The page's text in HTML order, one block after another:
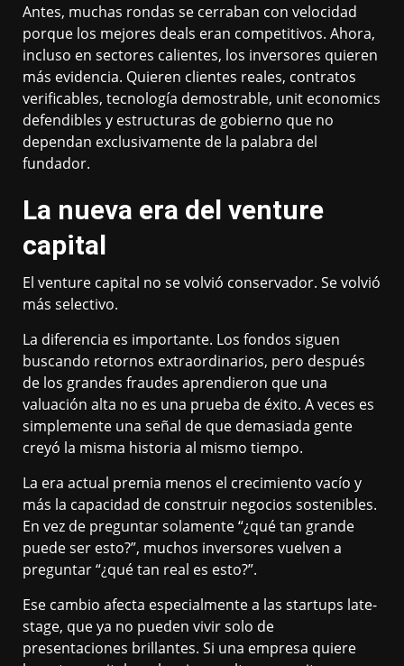
Antes, muchas rondas se cerraban con velocidad
porque los mejores deals eran competitivos. Ahora,
incluso en sectores calientes, los inversores quieren
más evidencia. Quieren clientes reales, contratos
verificables, tecnología demostrable, unit economics
defendibles y estructuras de gobierno que no
dependan exclusivamente de la palabra del
fundador.
La nueva era del venture
capital
El venture capital no se volvió conservador. Se volvió
más selectivo.
La diferencia es importante. Los fondos siguen
buscando retornos extraordinarios, pero después
de los grandes fraudes aprendieron que una
valuación alta no es una prueba de éxito. A veces es
simplemente una señal de que demasiada gente
creyó la misma historia al mismo tiempo.
La era actual premia menos el crecimiento vacío y
más la capacidad de construir negocios sostenibles.
En vez de preguntar solamente “¿qué tan grande
puede ser esto?”, muchos inversores vuelven a
preguntar “¿qué tan real es esto?”.
Ese cambio afecta especialmente a las startups late-
stage, que ya no pueden vivir solo de
presentaciones brillantes. Si una empresa quiere